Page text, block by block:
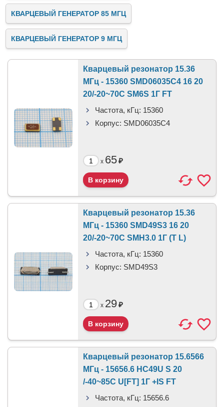
КВАРЦЕВЫЙ ГЕНЕРАТОР 85 МГЦ
КВАРЦЕВЫЙ ГЕНЕРАТОР 9 МГЦ
Кварцевый резонатор 15.36
МГц - 15360 SMD06035C4 16 20
20/-20~70C SM6S 1Г FT
Частота, кГц: 15360
Корпус: SMD06035C4
x 65₽
Кварцевый резонатор 15.36
МГц - 15360 SMD49S3 16 20
20/-20~70C SMH3.0 1Г (T L)
Частота, кГц: 15360
Корпус: SMD49S3
x 29₽
Кварцевый резонатор 15.6566
МГц - 15656.6 HC49U S 20
/-40~85C U[FT] 1Г +IS FT
Частота, кГц: 15656.6